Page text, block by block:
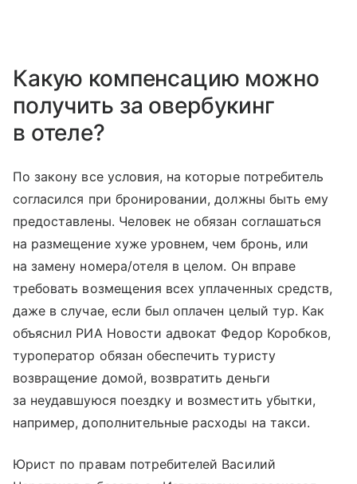
Какую компенсацию можно
получить за овербукинг
в отеле?
По закону все условия, на которые потребитель
согласился при бронировании, должны быть ему
предоставлены. Человек не обязан соглашаться
на размещение хуже уровнем, чем бронь, или
на замену номера/отеля в целом. Он вправе
требовать возмещения всех уплаченных средств,
даже в случае, если был оплачен целый тур. Как
объяснил РИА Новости адвокат Федор Коробков,
туроператор обязан обеспечить туристу
возвращение домой, возвратить деньги
за неудавшуюся поездку и возместить убытки,
например, дополнительные расходы на такси.
Юрист по правам потребителей Василий